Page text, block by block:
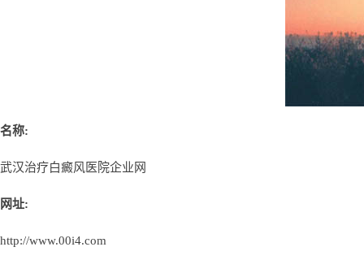
名称:
武汉治疗白癜风医院企业网
网址:
http://www.00i4.com